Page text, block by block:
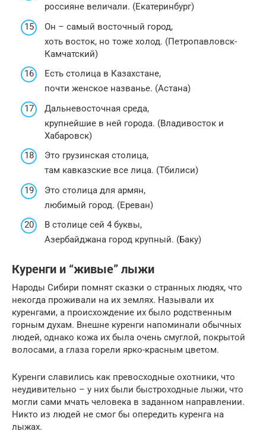
россияне величали. (Екатеринбург)
Он – самый восточный город,
хоть восток, но тоже холод. (Петропавловск-
Камчатский)
Есть столица в Казахстане,
почти женское названье. (Астана)
Дальневосточная среда,
крупнейшие в ней города. (Владивосток и
Хабаровск)
Это грузинская столица,
там кавказские все лица. (Тбилиси)
Это столица для армян,
любимый город. (Ереван)
В столице сей 4 буквы,
Азербайджана город крупный. (Баку)
Куренги и “живые” лыжи
Народы Сибири помнят сказки о странных людях, что
некогда проживали на их землях. Называли их
куренгами, а происхождение их было родственным
горным духам. Внешне куренги напоминали обычных
людей, однако кожа их была очень смуглой, покрытой
волосами, а глаза горели ярко-красным цветом.
Куренги славились как превосходные охотники, что
неудивительно – у них были быстроходные лыжи, что
могли сами мчать человека в заданном направлении.
Никто из людей не смог бы опередить куренга на
лыжах.